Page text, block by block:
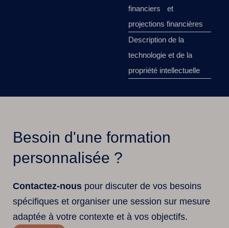
financiers et
projections financières
Description de la
technologie et de la
propriété intellectuelle
Besoin d'une formation
personnalisée ?
Contactez-nous pour discuter de vos besoins
spécifiques et organiser une session sur mesure
adaptée à votre contexte et à vos objectifs.